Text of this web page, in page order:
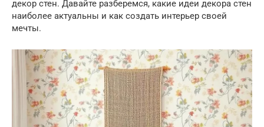
декор стен. Давайте разберемся, какие идеи декора стен
наиболее актуальны и как создать интерьер своей
мечты.